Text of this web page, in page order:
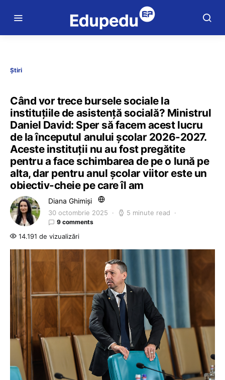
Știri
Când vor trece bursele sociale la
instituțiile de asistență socială? Ministrul
Daniel David: Sper să facem acest lucru
de la începutul anului școlar 2026-2027.
Aceste instituții nu au fost pregătite
pentru a face schimbarea de pe o lună pe
alta, dar pentru anul școlar viitor este un
obiectiv-cheie pe care îl am
Diana Ghimiși
30 octombrie 2025 5 minute read
9 comments
14.191 de vizualizări